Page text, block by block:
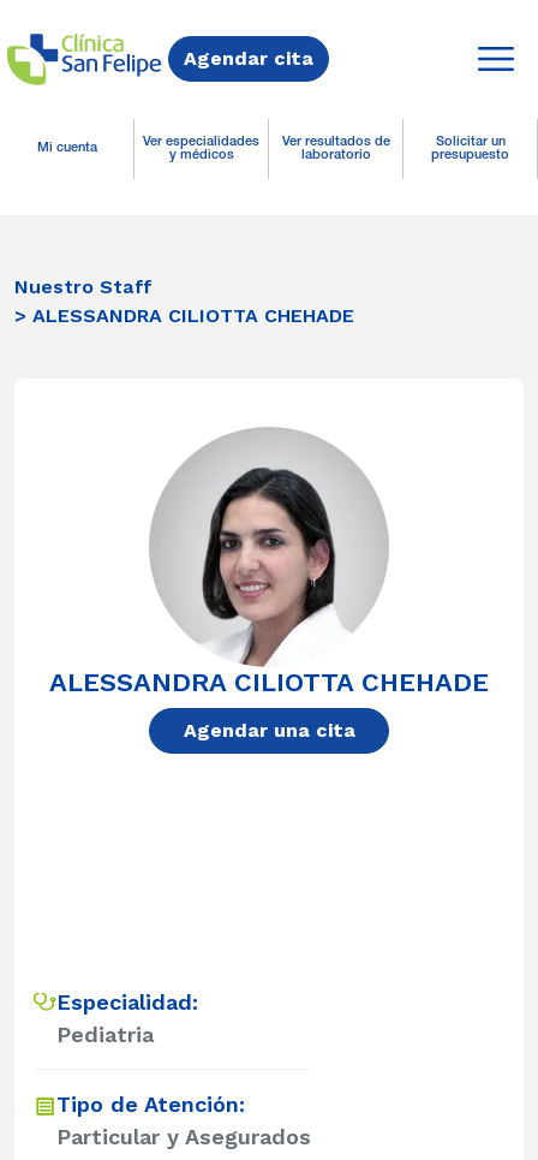
Agendar cita
Mi cuenta
Ver especialidades
y médicos
Ver resultados de
laboratorio
Solicitar un
presupuesto
Nuestro Staff
> ALESSANDRA CILIOTTA CHEHADE
ALESSANDRA CILIOTTA CHEHADE
Agendar una cita
Especialidad:
Pediatria
Tipo de Atención:
Particular y Asegurados